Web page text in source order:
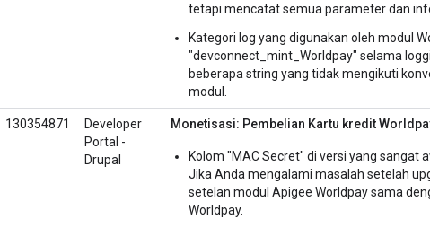
tetapi mencatat semua parameter dan
Kategori log yang digunakan oleh modul
"devconnect_mint_Worldpay" selama
beberapa string yang tidak mengikuti
modul.
130354871
Developer
Portal -
Drupal
Monetisasi: Pembelian Kartu kredit
Kolom "MAC Secret" di versi yang sangat
Jika Anda mengalami masalah setelah
setelan modul Apigee Worldpay sama
Worldpay.